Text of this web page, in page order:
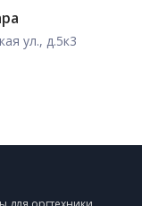
ул., д.5к3